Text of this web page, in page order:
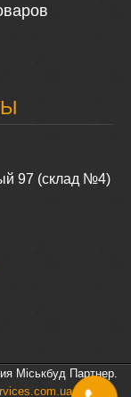
97 (склад №4)
Міськбуд Партнер.
г. Киев